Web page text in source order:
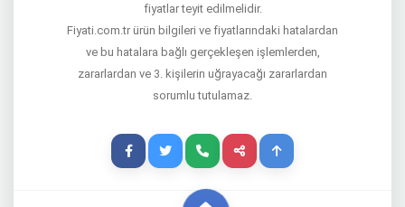
fiyatlar teyit edilmelidir.
Fiyati.com.tr ürün bilgileri ve fiyatlarındaki hatalardan
ve bu hatalara bağlı gerçekleşen işlemlerden,
zararlardan ve 3. kişilerin uğrayacağı zararlardan
sorumlu tutulamaz.